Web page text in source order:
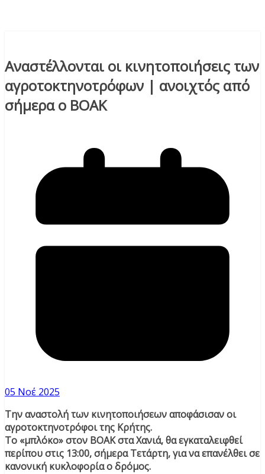
Αναστέλλονται οι κινητοποιήσεις των
αγροτοκτηνοτρόφων | ανοιχτός από
σήμερα ο ΒΟΑΚ
05 Νοέ 2025
Την αναστολή των κινητοποιήσεων αποφάσισαν οι
αγροτοκτηνοτρόφοι της Κρήτης.
Το «μπλόκο» στον ΒΟΑΚ στα Χανιά, θα εγκαταλειφθεί
περίπου στις 13:00, σήμερα Τετάρτη, για να επανέλθει σε
κανονική κυκλοφορία ο δρόμος.